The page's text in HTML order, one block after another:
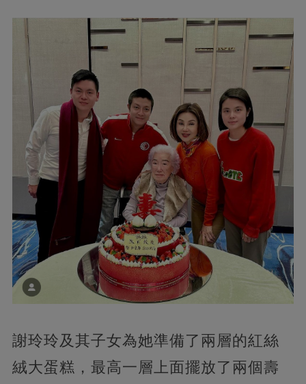
謝玲玲及其子女為她準備了兩層的紅絲
絨大蛋糕，最高一層上面擺放了兩個壽